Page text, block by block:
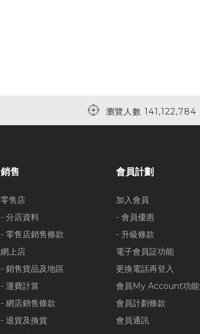
瀏覽人數 141,122,784
銷售
零售店
- 分店資料
- 零售店銷售條款
網上店
- 銷售貨品及地區
- 運費計算
- 網店銷售條款
- 退貨及換貨
會員計劃
加入會員
- 會員優惠
- 升級條款
電子會員証功能
更換電話再登入
會員My Account功能
會員計劃條款
會員通訊